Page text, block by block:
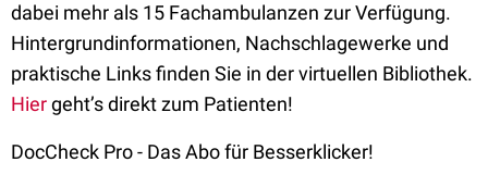
dabei mehr als 15 Fachambulanzen zur Verfügung.
Hintergrundinformationen, Nachschlagewerke und
praktische Links finden Sie in der virtuellen Bibliothek.
Hiergeht’s direkt zum Patienten!
DocCheck Pro - Das Abo für Besserklicker!